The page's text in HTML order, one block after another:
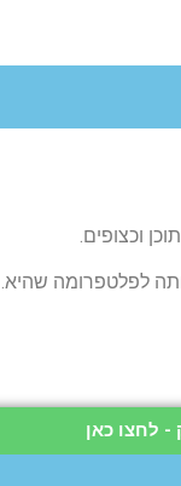
וכצופים.
לפלטפרומה שהיא.
- לחצו כאן